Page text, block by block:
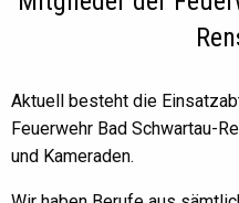
Aktuell besteht die
Feuerwehr Bad Schwartau-
und Kameraden.